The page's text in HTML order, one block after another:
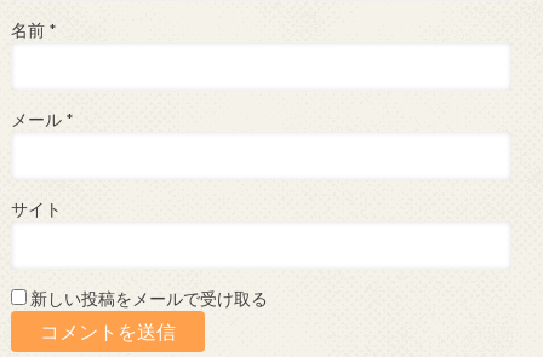
名前 *
メール *
サイト
新しい投稿をメールで受け取る